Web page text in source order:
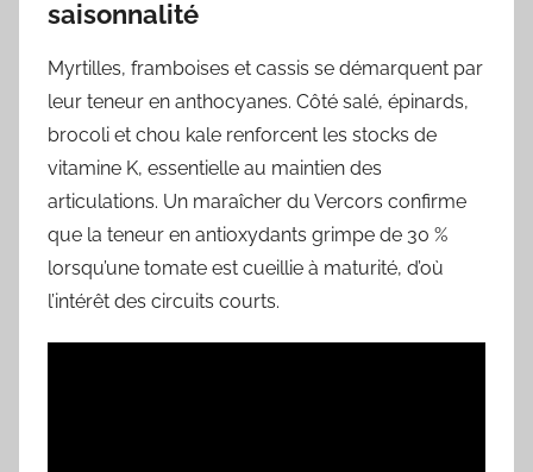
saisonnalité
Myrtilles, framboises et cassis se démarquent par
leur teneur en anthocyanes. Côté salé, épinards,
brocoli et chou kale renforcent les stocks de
vitamine K, essentielle au maintien des
articulations. Un maraîcher du Vercors confirme
que la teneur en antioxydants grimpe de 30 %
lorsqu’une tomate est cueillie à maturité, d’où
l’intérêt des circuits courts.